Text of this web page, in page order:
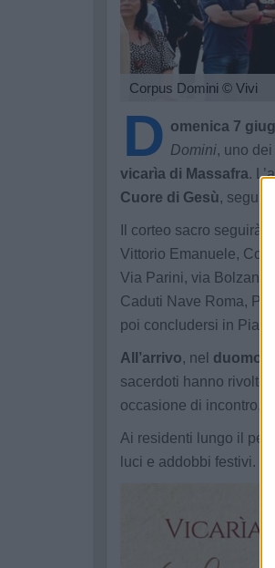
Corpus Domini © Vivi
D omenica 7
Domini, uno
vicarìa di Massafra.
Cuore di Gesù,
Il corteo sacro seguirà
Vittorio Emanuele,
Via Parini, via
Caduti Nave Roma,
poi concludersi in
All’arrivo, nel duomo
sacerdoti hanno rivolto
occasione di incontro,
Ai residenti lungo il
luci e addobbi festivi.